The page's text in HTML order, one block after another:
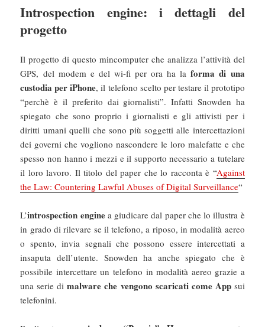
Introspection engine: i dettagli del
progetto
Il progetto di questo mincomputer che analizza l’attività del
GPS, del modem e del wi-fi per ora ha laforma di una
custodia per iPhone, il telefono scelto per testare il prototipo
“perchè è il preferito dai giornalisti”. Infatti Snowden ha
spiegato che sono proprio i giornalisti e gli attivisti per i
diritti umani quelli che sono più soggetti alle intercettazioni
dei governi che vogliono nascondere le loro malefatte e che
spesso non hanno i mezzi e il supporto necessario a tutelare
il loro lavoro. Il titolo del paper che lo racconta è “Against
the Law: Countering Lawful Abuses of Digital Surveillance“
L’introspection enginea giudicare dal paper che lo illustra è
in grado di rilevare se il telefono, a riposo, in modalità aereo
o spento, invia segnali che possono essere intercettati a
insaputa dell’utente. Snowden ha anche spiegato che è
possibile intercettare un telefono in modalità aereo grazie a
una serie dimalware che vengono scaricati come Appsui
telefonini.